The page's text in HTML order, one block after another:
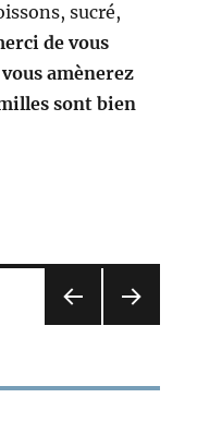
sucré,
de vous
amènerez
sont bien
CÉD ANT